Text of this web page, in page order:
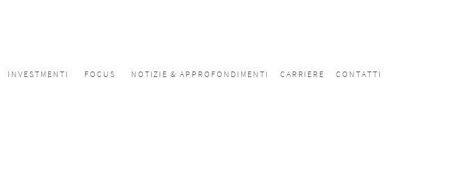
INVESTMENTI FOCUS NOTIZIE & APPROFONDIMENTI CARRIERE CONTATTI